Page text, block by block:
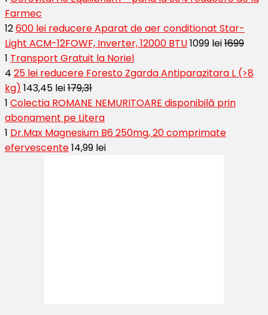
Farmec
12600 lei reducere Aparat de aer conditionat Star-
Light ACM-12FOWF, Inverter, 12000 BTU1099 lei1699
1 Transport Gratuit la Noriel
4 25 lei reducere Foresto Zgarda Antiparazitara L (>8
kg) 143,45 lei179,31
1 Colectia ROMANE NEMURITOARE disponibilă prin
abonament pe Litera
1 Dr.Max Magnesium B6 250mg, 20 comprimate
efervescente14,99 lei